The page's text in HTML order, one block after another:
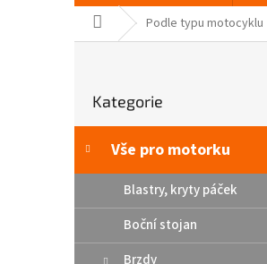
Domů Podle typu motocyklu
r
n
í
a
kategorie
Kategorie
Vše pro motorku
Blastry, kryty páček
Boční stojan
Brzdy